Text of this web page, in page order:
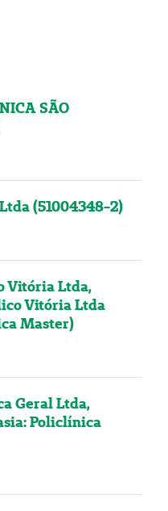
SÃO
(51004348-2)
Vitória Ltda,
Vitória Ltda
Master)
Geral Ltda,
Policlínica